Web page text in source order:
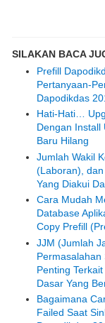
SILAKAN BACA
Prefill
Pertanyaan-
Dapodikdas
Hati-Hati…
Dengan Install
Baru Hilang
Jumlah Wakil
(Laboran),
Yang Diakui
Cara Mudah
Database
Copy Prefill
JJM (Jumlah
Permasalahan
Penting
Dasar Yang
Bagaimana
Failed Saat